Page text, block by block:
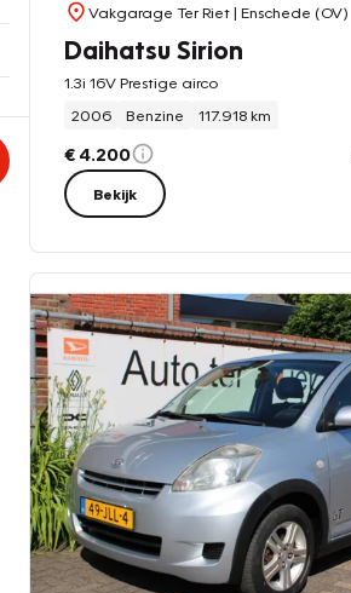
Vakgarage Ter Riet| Enschede (OV)
Daihatsu Sirion
1.3i 16V Prestige airco
2006
Benzine 117.918 km
€ 4.200
Bekijk